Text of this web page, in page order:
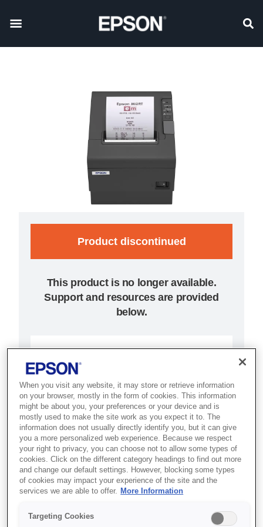
Product discontinued
This product is no longer available.
Support and resources are provided
below.
SKU:C31C636082
TM-T88IV (082):
Serial, PS, EDG
Best for retail and hospitality POS
setups that need fast, reliable and
eco-conscious thermal receipt
printing.
When you visit any website, it may store or retrieve information
on your browser, mostly in the form of cookies. This information
might be about you, your preferences or your device and is
mostly used to make the site work as you expect it to. The
information does not usually directly identify you, but it can give
you a more personalized web experience. Because we respect
your right to privacy, you can choose not to allow some types of
cookies. Click on the different category headings to find out more
and change our default settings. However, blocking some types
of cookies may impact your experience of the site and the
services we are able to offer. More Information
Targeting Cookies